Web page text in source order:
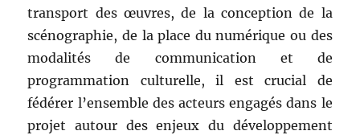
transport des œuvres, de la conception de la
scénographie, de la place du numérique ou des
modalités de communication et de
programmation culturelle, il est crucial de
fédérer l’ensemble des acteurs engagés dans le
projet autour des enjeux du développement